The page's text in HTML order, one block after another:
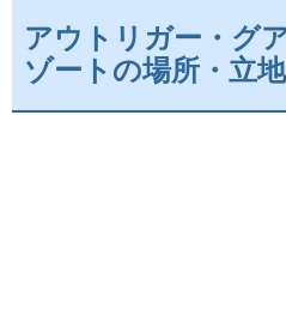
アウトリガー・グ
ゾートの場所・立地